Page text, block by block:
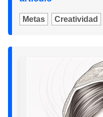
Metas Creatividad